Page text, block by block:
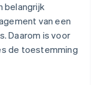
belangrijk
van een
Daarom is voor
de toestemming